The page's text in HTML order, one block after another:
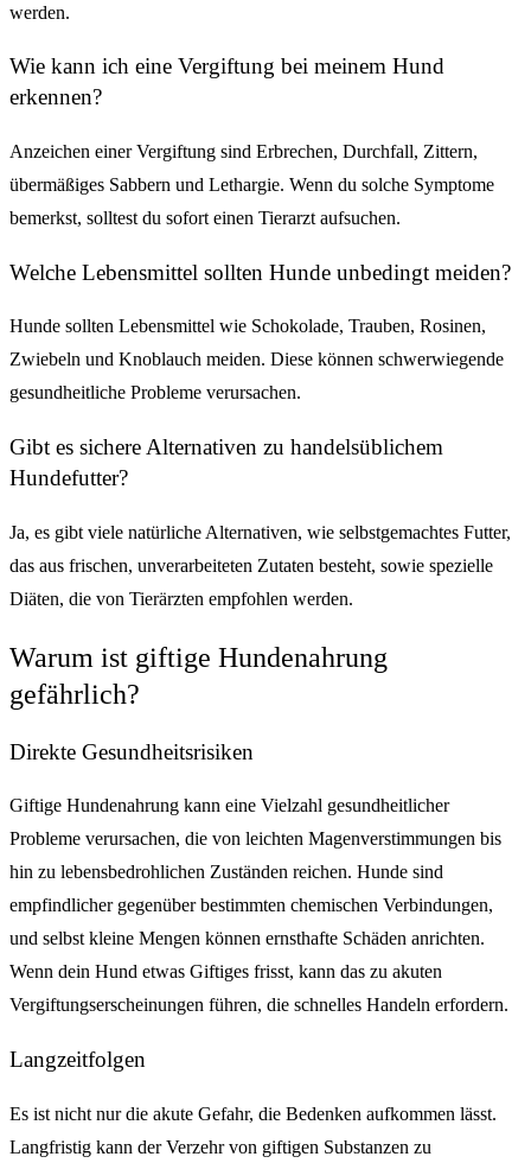
werden.
Wie kann ich eine Vergiftung bei meinem Hund
erkennen?
Anzeichen einer Vergiftung sind Erbrechen, Durchfall, Zittern,
übermäßiges Sabbern und Lethargie. Wenn du solche Symptome
bemerkst, solltest du sofort einen Tierarzt aufsuchen.
Welche Lebensmittel sollten Hunde unbedingt meiden?
Hunde sollten Lebensmittel wie Schokolade, Trauben, Rosinen,
Zwiebeln und Knoblauch meiden. Diese können schwerwiegende
gesundheitliche Probleme verursachen.
Gibt es sichere Alternativen zu handelsüblichem
Hundefutter?
Ja, es gibt viele natürliche Alternativen, wie selbstgemachtes Futter,
das aus frischen, unverarbeiteten Zutaten besteht, sowie spezielle
Diäten, die von Tierärzten empfohlen werden.
Warum ist giftige Hundenahrung
gefährlich?
Direkte Gesundheitsrisiken
Giftige Hundenahrung kann eine Vielzahl gesundheitlicher
Probleme verursachen, die von leichten Magenverstimmungen bis
hin zu lebensbedrohlichen Zuständen reichen. Hunde sind
empfindlicher gegenüber bestimmten chemischen Verbindungen,
und selbst kleine Mengen können ernsthafte Schäden anrichten.
Wenn dein Hund etwas Giftiges frisst, kann das zu akuten
Vergiftungserscheinungen führen, die schnelles Handeln erfordern.
Langzeitfolgen
Es ist nicht nur die akute Gefahr, die Bedenken aufkommen lässt.
Langfristig kann der Verzehr von giftigen Substanzen zu